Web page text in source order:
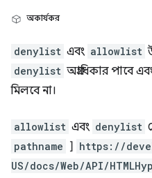
অকার্যকর
denylist এবং allowlist
denylist অগ্রাধিকার পাবে
মিলবে না।
allowlist এবং denylist
pathname ]
https://
US/docs/Web/API/